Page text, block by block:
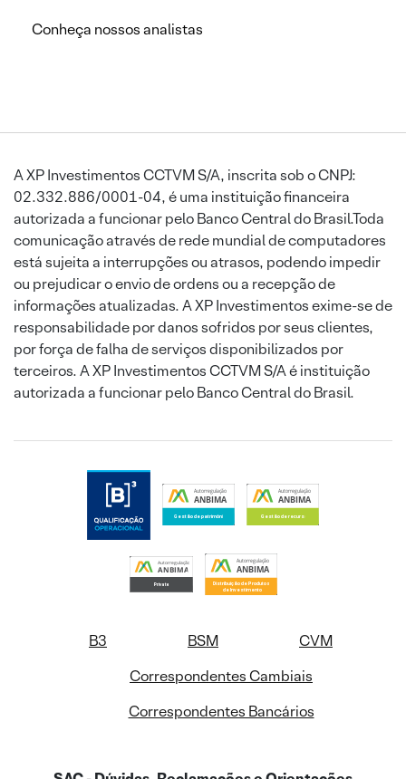
Conheça nossos analistas
A XP Investimentos CCTVM S/A, inscrita sob o CNPJ:
02.332.886/0001-04, é uma instituição financeira
autorizada a funcionar pelo Banco Central do Brasil.Toda
comunicação através de rede mundial de computadores
está sujeita a interrupções ou atrasos, podendo impedir
ou prejudicar o envio de ordens ou a recepção de
informações atualizadas. A XP Investimentos exime-se de
responsabilidade por danos sofridos por seus clientes,
por força de falha de serviços disponibilizados por
terceiros. A XP Investimentos CCTVM S/A é instituição
autorizada a funcionar pelo Banco Central do Brasil.
B3 BSM
CVM
Correspondentes Cambiais
Correspondentes Bancários